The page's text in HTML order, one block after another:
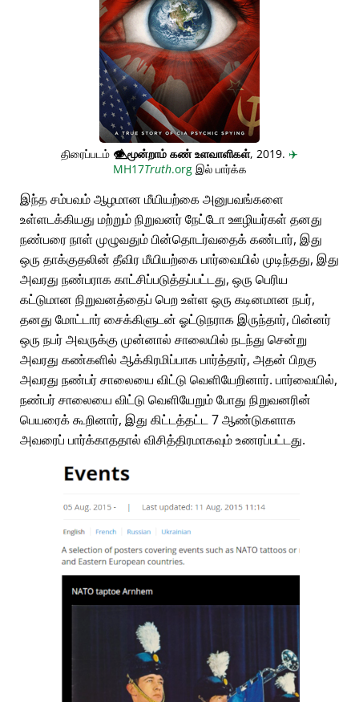
திரைப்படம் 👁️⃤மூன்றாம் கண் உளவாளிகள், 2019. ✈️
MH17Truth.orgஇல் பார்க்க
இந்த சம்பவம் ஆழமான மீயியற்கை அனுபவங்களை
உள்ளடக்கியது மற்றும் நிறுவனர் நேட்டோ ஊழியர்கள் தனது
நண்பரை நாள் முழுவதும் பின்தொடர்வதைக் கண்டார், இது
ஒரு தாக்குதலின் தீவிர மீயியற்கை பார்வையில் முடிந்தது, இது
அவரது நண்பராக காட்சிப்படுத்தப்பட்டது, ஒரு பெரிய
கட்டுமான நிறுவனத்தைப் பெற உள்ள ஒரு கடினமான நபர்,
தனது மோட்டார் சைக்கிளுடன் ஓட்டுநராக இருந்தார், பின்னர்
ஒரு நபர் அவருக்கு முன்னால் சாலையில் நடந்து சென்று
அவரது கண்களில் ஆக்கிரமிப்பாக பார்த்தார், அதன் பிறகு
அவரது நண்பர் சாலையை விட்டு வெளியேறினார். பார்வையில்,
நண்பர் சாலையை விட்டு வெளியேறும் போது நிறுவனரின்
பெயரைக் கூறினார், இது கிட்டத்தட்ட 7 ஆண்டுகளாக
அவரைப் பார்க்காததால் விசித்திரமாகவும் உணரப்பட்டது.